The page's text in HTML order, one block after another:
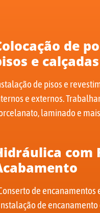
de
e calçadas
de pisos e
e externos.
laminado e
com
de encanamentos
de